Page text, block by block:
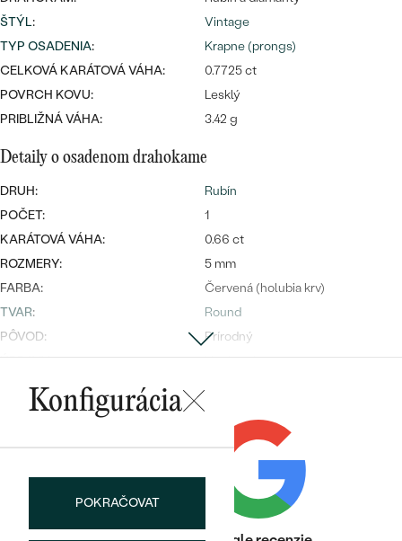
OBJAVIŤ
Bestsellery
ŠTÝL:
Vintage
TYP OSADENIA:
Krapne (prongs)
CELKOVÁ KARÁTOVÁ VÁHA:
0.7725 ct
POVRCH KOVU:
Lesklý
PRIBLIŽNÁ VÁHA:
3.42 g
Detaily o osadenom drahokame
DRUH:
Rubín
POČET:
1
KARÁTOVÁ VÁHA:
0.66 ct
ROZMERY:
5 mm
FARBA:
Červená (holubia krv)
TVAR:
Round
PÔVOD:
Prírodný
ÚPRAVY:
Vyplnenie
Postranné drahokamy
KARÁTOVÁ VÁHA:
0.1125 ct
1.25 mm (0.0075ct)
TVAR: Round
Konfigurácia
POKRAČOVAT